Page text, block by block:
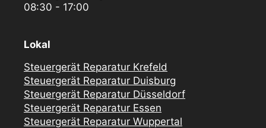
08:30 - 17:00
Lokal
Steuergerät Reparatur Krefeld
Steuergerät Reparatur Duisburg
Steuergerät Reparatur Düsseldorf
Steuergerät Reparatur Essen
Steuergerät Reparatur Wuppertal